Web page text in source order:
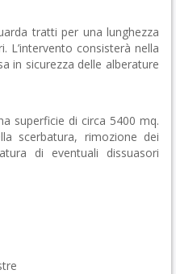
tratti per una lunghezza
L’intervento consisterà nella
in sicurezza delle alberature
superficie di circa 5400 mq.
scerbatura, rimozione dei
di eventuali dissuasori